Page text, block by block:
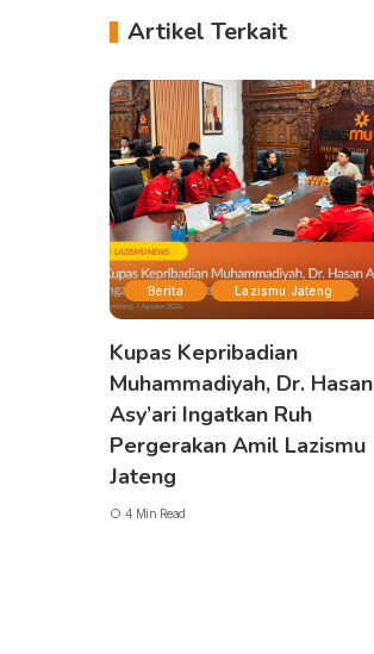
Artikel Terkait
Berita Lazismu Jateng
Kupas Kepribadian
Muhammadiyah, Dr. Hasan
Asy’ari Ingatkan Ruh
Pergerakan Amil Lazismu
Jateng
4 Min Read